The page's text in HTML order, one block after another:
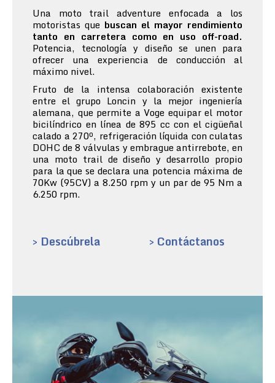
Una moto trail adventure enfocada a los
motoristas que buscan el mayor rendimiento
tanto en carretera como en uso off-road.
Potencia, tecnología y diseño se unen para
ofrecer una experiencia de conducción al
máximo nivel.
Fruto de la intensa colaboración existente
entre el grupo Loncin y la mejor ingeniería
alemana, que permite a Voge equipar el motor
bicilíndrico en línea de 895 cc con el cigüeñal
calado a 270º, refrigeración líquida con culatas
DOHC de 8 válvulas y embrague antirrebote, en
una moto trail de diseño y desarrollo propio
para la que se declara una potencia máxima de
70Kw (95CV) a 8.250 rpm y un par de 95 Nm a
6.250 rpm.
> Descúbrela > Contáctanos